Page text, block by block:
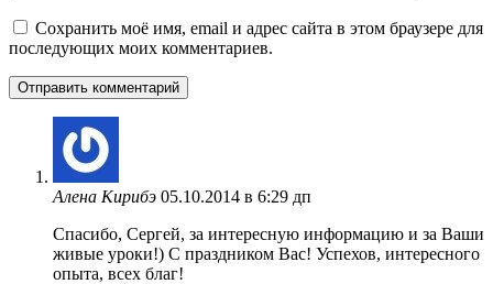
Сохранить моё имя, email и адрес сайта в этом браузере для
последующих моих комментариев.
Алена Кирибэ 05.10.2014 в 6:29 дп
Cпасибо, Сергей, за интересную информацию и за Ваши
живые уроки!) С праздником Вас! Успехов, интересного
опыта, всех благ!